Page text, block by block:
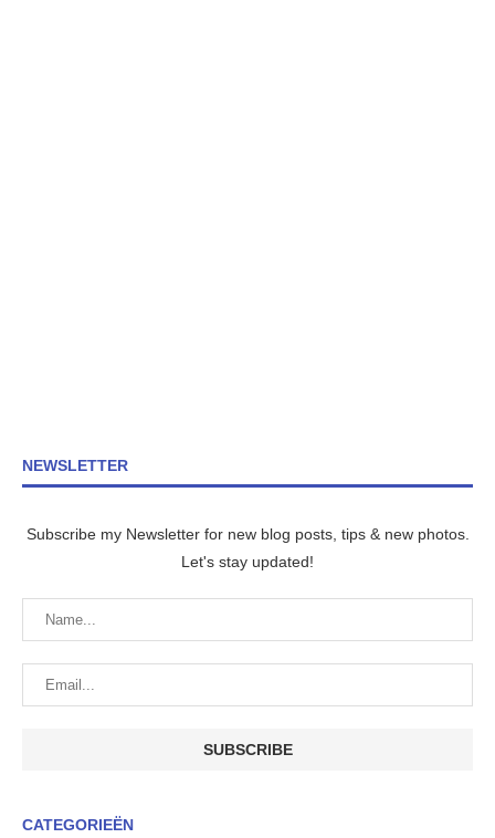
NEWSLETTER
Subscribe my Newsletter for new blog posts, tips & new photos.
Let's stay updated!
CATEGORIEËN